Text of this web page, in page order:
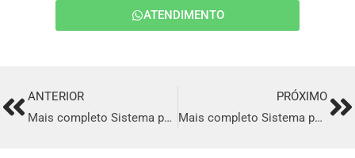
ATENDIMENTO
PrevANTERIOR
Mais completo Sistema para Delivery em Barbacena
PRÓXIMO
Mais completo Sistema para Delivery em Uruguaiana